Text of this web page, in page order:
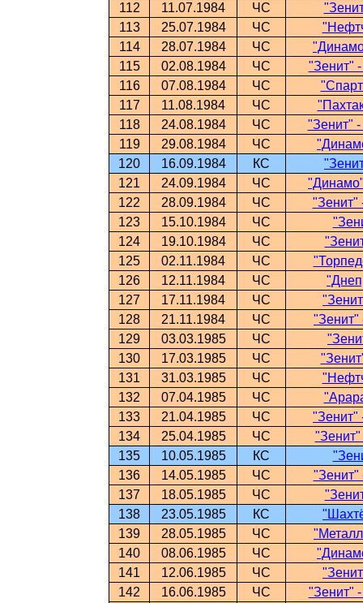
112
11.07.1984 ЧС
113
25.07.1984 ЧС
114
28.07.1984 ЧС
115
02.08.1984 ЧС
"Зенит"
116
07.08.1984 ЧС
117
11.08.1984 ЧС
118
24.08.1984 ЧС
"Зенит"
119
29.08.1984 ЧС
120
16.09.1984 КС
121
24.09.1984 ЧС
122
28.09.1984 ЧС
"Зенит"
123
15.10.1984 ЧС
124
19.10.1984 ЧС
125
02.11.1984 ЧС
126
12.11.1984 ЧС
127
17.11.1984 ЧС
128
21.11.1984 ЧС
"Зенит"
129
03.03.1985 ЧС
130
17.03.1985 ЧС
131
31.03.1985 ЧС
132
07.04.1985 ЧС
133
21.04.1985 ЧС
"Зенит"
134
25.04.1985 ЧС
135
10.05.1985 КС
136
14.05.1985 ЧС
"Зенит"
137
18.05.1985 ЧС
138
23.05.1985 КС
139
28.05.1985 ЧС
140
08.06.1985 ЧС
141
12.06.1985 ЧС
142
16.06.1985 ЧС
"Зенит"